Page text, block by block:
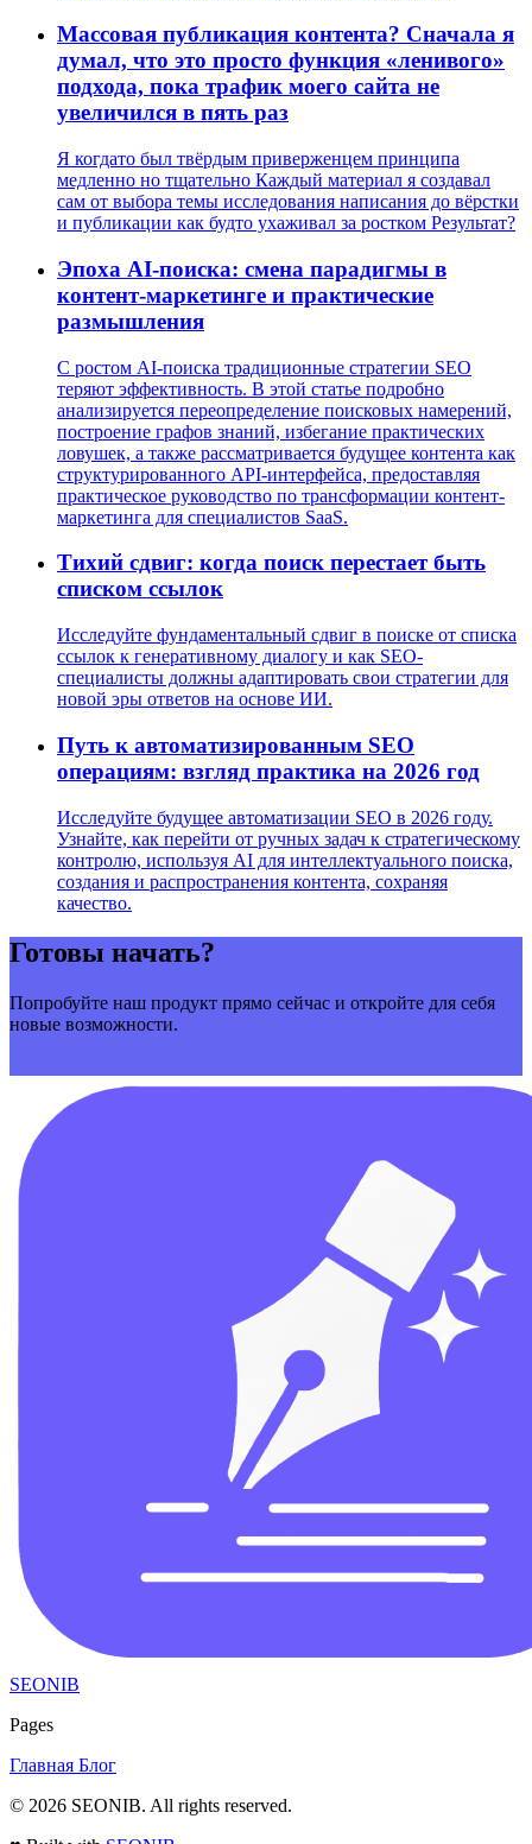
Массовая публикация контента? Сначала я
думал, что это просто функция «ленивого»
подхода, пока трафик моего сайта не
увеличился в пять раз
Я когдато был твёрдым приверженцем принципа
медленно но тщательно Каждый материал я создавал
сам от выбора темы исследования написания до вёрстки
и публикации как будто ухаживал за ростком Результат?
Эпоха AI-поиска: смена парадигмы в
контент-маркетинге и практические
размышления
С ростом AI-поиска традиционные стратегии SEO
теряют эффективность. В этой статье подробно
анализируется переопределение поисковых намерений,
построение графов знаний, избегание практических
ловушек, а также рассматривается будущее контента как
структурированного API-интерфейса, предоставляя
практическое руководство по трансформации контент-
маркетинга для специалистов SaaS.
Тихий сдвиг: когда поиск перестает быть
списком ссылок
Исследуйте фундаментальный сдвиг в поиске от списка
ссылок к генеративному диалогу и как SEO-
специалисты должны адаптировать свои стратегии для
новой эры ответов на основе ИИ.
Путь к автоматизированным SEO
операциям: взгляд практика на 2026 год
Исследуйте будущее автоматизации SEO в 2026 году.
Узнайте, как перейти от ручных задач к стратегическому
контролю, используя AI для интеллектуального поиска,
создания и распространения контента, сохраняя
качество.
Готовы начать?
Попробуйте наш продукт прямо сейчас и откройте для себя
новые возможности.
SEONIB
Pages
Главная Блог
© 2026 SEONIB. All rights reserved.